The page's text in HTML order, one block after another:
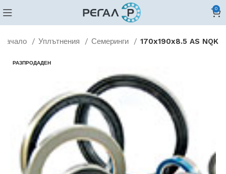
0
Начало Уплътнения Семеринги 170x190x8.5 AS NQK
РАЗПРОДАДЕН